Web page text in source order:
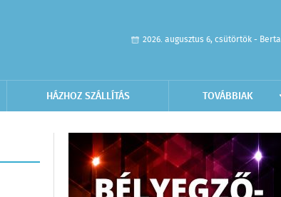
2026. augusztus 6, csütörtök - Berta
HÁZHOZ SZÁLLÍTÁS TOVÁBBIAK